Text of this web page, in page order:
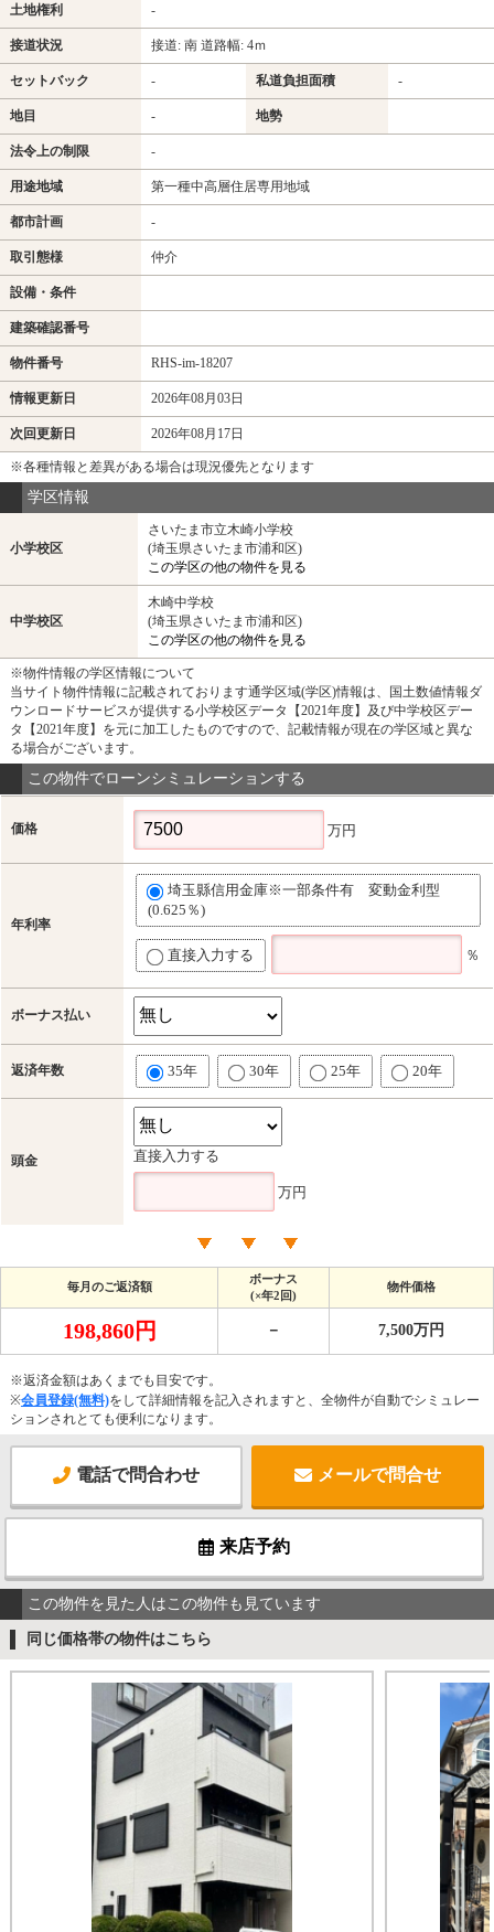
土地権利 -
接道状況 接道: 南 道路幅: 4ｍ
セットバック - 私道負担面積 -
地目 - 地勢
法令上の制限 -
用途地域 第一種中高層住居専用地域
都市計画 -
取引態様 仲介
設備・条件
建築確認番号
物件番号 RHS-im-18207
情報更新日 2026年08月03日
次回更新日 2026年08月17日
※各種情報と差異がある場合は現況優先となります
学区情報
小学校区
さいたま市立木崎小学校
(埼玉県さいたま市浦和区)
この学区の他の物件を見る
中学校区
木崎中学校
(埼玉県さいたま市浦和区)
この学区の他の物件を見る
※物件情報の学区情報について
当サイト物件情報に記載されております通学区域(学区)情報は、国土数値情報ダ
ウンロードサービスが提供する小学校区データ【2021年度】及び中学校区デー
タ【2021年度】を元に加工したものですので、記載情報が現在の学区域と異な
る場合がございます。
この物件でローンシミュレーションする
価格 万円
年利率
埼玉縣信用金庫※一部条件有 変動金利型
(0.625％)
直接入力する ％
ボーナス払い
返済年数 35年 30年 25年 20年
頭金 直接入力する
万円
毎月のご返済額
ボーナス
(×年2回)
物件価格
198,860円 － 7,500万円
※返済金額はあくまでも目安です。
※会員登録(無料)をして詳細情報を記入されますと、全物件が自動でシミュレー
ションされとても便利になります。
電話で問合わせ メールで問合せ
来店予約
この物件を見た人はこの物件も見ています
同じ価格帯の物件はこちら